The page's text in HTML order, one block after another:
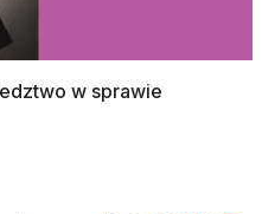
w sprawie